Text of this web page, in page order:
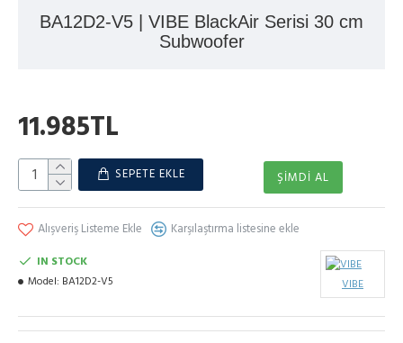
BA12D2-V5 | VIBE BlackAir Serisi 30 cm
Subwoofer
IN STOCK
Model: BA12D2-V5 VIBE
11.985TL
SEPETE EKLE ŞIMDI AL
Alışveriş Listeme Ekle Karşılaştırma listesine ekle